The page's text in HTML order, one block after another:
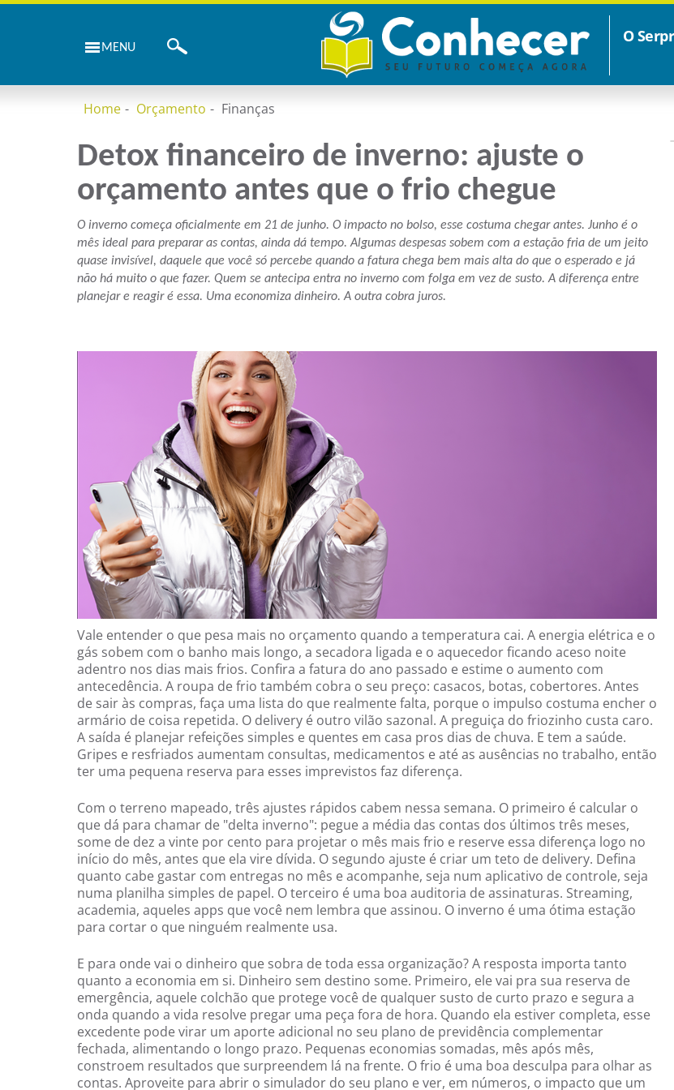
MENU
O
Home Orçamento Finanças
Detox financeiro de inverno: ajuste o
orçamento antes que o frio chegue
O inverno começa oficialmente em 21 de junho. O impacto no bolso, esse costuma chegar antes. Junho é o
mês ideal para preparar as contas, ainda dá tempo. Algumas despesas sobem com a estação fria de um jeito
quase invisível, daquele que você só percebe quando a fatura chega bem mais alta do que o esperado e já
não há muito o que fazer. Quem se antecipa entra no inverno com folga em vez de susto. A diferença entre
planejar e reagir é essa. Uma economiza dinheiro. A outra cobra juros.
Vale entender o que pesa mais no orçamento quando a temperatura cai. A energia elétrica e o
gás sobem com o banho mais longo, a secadora ligada e o aquecedor ficando aceso noite
adentro nos dias mais frios. Confira a fatura do ano passado e estime o aumento com
antecedência. A roupa de frio também cobra o seu preço: casacos, botas, cobertores. Antes
de sair às compras, faça uma lista do que realmente falta, porque o impulso costuma encher o
armário de coisa repetida. O delivery é outro vilão sazonal. A preguiça do friozinho custa caro.
A saída é planejar refeições simples e quentes em casa pros dias de chuva. E tem a saúde.
Gripes e resfriados aumentam consultas, medicamentos e até as ausências no trabalho, então
ter uma pequena reserva para esses imprevistos faz diferença.
Com o terreno mapeado, três ajustes rápidos cabem nessa semana. O primeiro é calcular o
que dá para chamar de "delta inverno": pegue a média das contas dos últimos três meses,
some de dez a vinte por cento para projetar o mês mais frio e reserve essa diferença logo no
início do mês, antes que ela vire dívida. O segundo ajuste é criar um teto de delivery. Defina
quanto cabe gastar com entregas no mês e acompanhe, seja num aplicativo de controle, seja
numa planilha simples de papel. O terceiro é uma boa auditoria de assinaturas. Streaming,
academia, aqueles apps que você nem lembra que assinou. O inverno é uma ótima estação
para cortar o que ninguém realmente usa.
E para onde vai o dinheiro que sobra de toda essa organização? A resposta importa tanto
quanto a economia em si. Dinheiro sem destino some. Primeiro, ele vai pra sua reserva de
emergência, aquele colchão que protege você de qualquer susto de curto prazo e segura a
onda quando a vida resolve pregar uma peça fora de hora. Quando ela estiver completa, esse
excedente pode virar um aporte adicional no seu plano de previdência complementar
fechada, alimentando o longo prazo. Pequenas economias somadas, mês após mês,
constroem resultados que surpreendem lá na frente. O frio é uma boa desculpa para olhar as
contas. Aproveite para abrir o simulador do seu plano e ver, em números, o impacto que um